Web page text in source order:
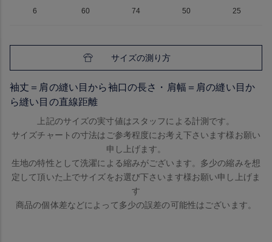
6 60 74 50 25
サイズの測り方
袖丈＝肩の縫い目から袖口の長さ・肩幅＝肩の縫い目か
ら縫い目の直線距離
上記のサイズの実寸値はスタッフによる計測です。
サイズチャートの寸法はご参考程度にお考え下さいます様お願い
申し上げます。
生地の特性として洗濯による縮みがございます。多少の縮みを想
定して頂いた上でサイズをお選び下さいます様お願い申し上げま
す
商品の個体差などによって多少の誤差の可能性はございます。